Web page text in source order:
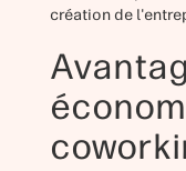
création de